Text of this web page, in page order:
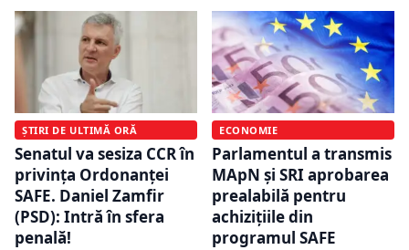
ȘTIRI DE ULTIMĂ ORĂ
Senatul va sesiza CCR în
privinţa Ordonanţei
SAFE. Daniel Zamfir
(PSD): Intră în sfera
penală!
ECONOMIE
Parlamentul a transmis
MApN și SRI aprobarea
prealabilă pentru
achizițiile din
programul SAFE